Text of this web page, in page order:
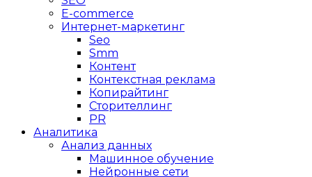
E-сommerce
Интернет-маркетинг
Seo
Smm
Контент
Контекстная реклама
Копирайтинг
Сторителлинг
PR
Аналитика
Анализ данных
Машинное обучение
Нейронные сети